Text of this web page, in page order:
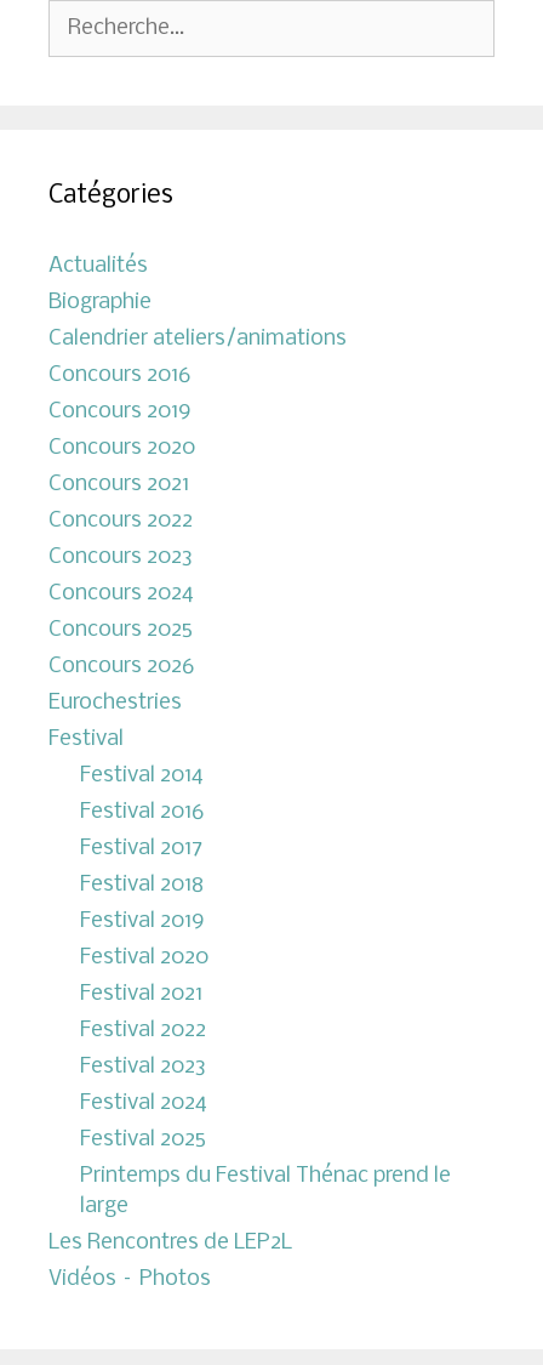
Rechercher :
Catégories
Actualités
Biographie
Calendrier ateliers/animations
Concours 2016
Concours 2019
Concours 2020
Concours 2021
Concours 2022
Concours 2023
Concours 2024
Concours 2025
Concours 2026
Eurochestries
Festival
Festival 2014
Festival 2016
Festival 2017
Festival 2018
Festival 2019
Festival 2020
Festival 2021
Festival 2022
Festival 2023
Festival 2024
Festival 2025
Printemps du Festival Thénac prend le
large
Les Rencontres de LEP2L
Vidéos – Photos